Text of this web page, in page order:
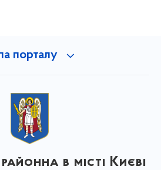
порталу
в місті Києві